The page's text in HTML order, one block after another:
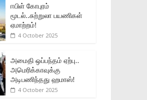
ஈபிள் கோபுரம்
மூடல்..சுற்றுலா பயணிகள்
ஏமாற்றம்!
4 October 2025
அமைதி ஒப்பந்தம் ஏற்பு..
அமெரிக்காவுக்கு
அடிபணிந்தது ஹமாஸ்!
4 October 2025